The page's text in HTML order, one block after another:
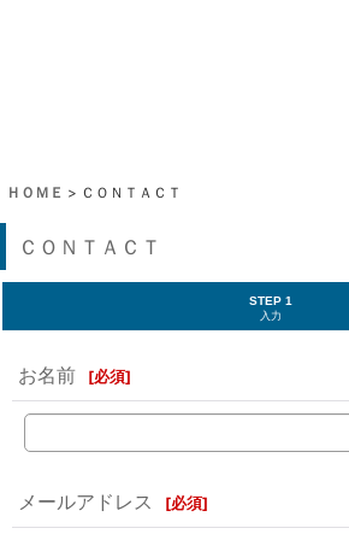
ＨＯＭＥ > ＣＯＮＴＡＣＴ
ＣＯＮＴＡＣＴ
STEP 1
入力
お名前 [必須]
メールアドレス [必須]